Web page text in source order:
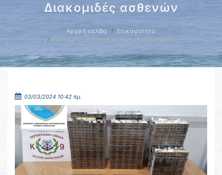
Διακομιδές ασθενών
Αρχική σελίδα
Επικαιρότητα
Συλλήψεις αλλοδαπών στην Ηγουμενίτσα …
03/03/2024 10:42 πμ.